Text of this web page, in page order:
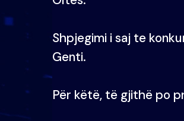
Shpjegimi i saj te
Genti.
Për këtë, të gjithë po